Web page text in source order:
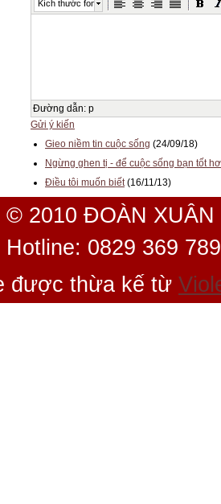
Kích thước font
Đường dẫn: p
Gửi ý kiến
Gieo niềm tin cuộc sống (24/09/18)
Ngừng ghen tị - để cuộc sống bạn tốt
Điều tôi muốn biết (16/11/13)
© 2010 ĐOÀN
Hotline: 0829 369
được thừa kế từ